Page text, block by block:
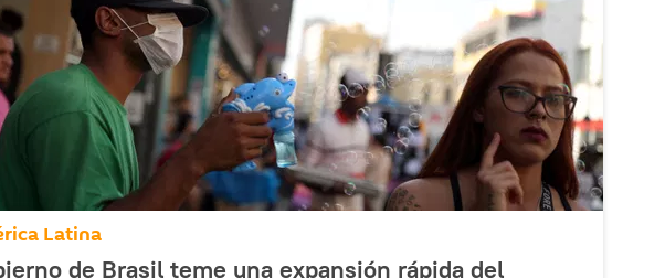
Latina
de Brasil teme una expansión rápida del